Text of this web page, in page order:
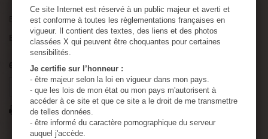
Bondage pour les jeux de sexe ou autres plaisirs
Envoi et colis discret. Etiquette d'expédition et colis anonymes.
Produits
Tweet Partager Google+ Pinterest
Imprimer
Ce site Internet est réservé à un public majeur et averti et
est conforme à toutes les règlementations françaises en
vigueur. Il contient des textes, des liens et des photos
classées X qui peuvent être choquantes pour certaines
sensibilités.
Je certifie sur l’honneur :
- être majeur selon la loi en vigueur dans mon pays.
- que les lois de mon état ou mon pays m'autorisent à
accéder à ce site et que ce site a le droit de me transmettre
de telles données.
- être informé du caractère pornographique du serveur
auquel j'accède.